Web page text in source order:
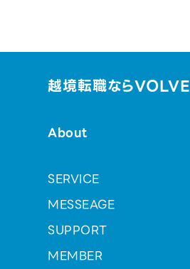
越境転職ならVOLVE
About
SERVICE
MESSEAGE
SUPPORT
MEMBER